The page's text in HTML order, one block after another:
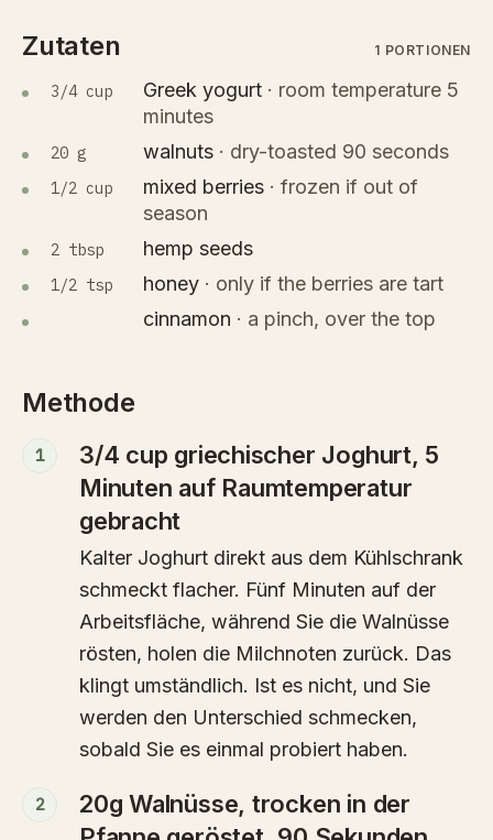
Zutaten 1 PORTIONEN
3/4 cup Greek yogurt · room temperature 5
minutes
20 g walnuts · dry-toasted 90 seconds
1/2 cup mixed berries · frozen if out of
season
2 tbsp hemp seeds
1/2 tsp honey · only if the berries are tart
cinnamon · a pinch, over the top
Methode
1
3/4 cup griechischer Joghurt, 5
Minuten auf Raumtemperatur
gebracht
Kalter Joghurt direkt aus dem Kühlschrank
schmeckt flacher. Fünf Minuten auf der
Arbeitsfläche, während Sie die Walnüsse
rösten, holen die Milchnoten zurück. Das
klingt umständlich. Ist es nicht, und Sie
werden den Unterschied schmecken,
sobald Sie es einmal probiert haben.
2
20g Walnüsse, trocken in der